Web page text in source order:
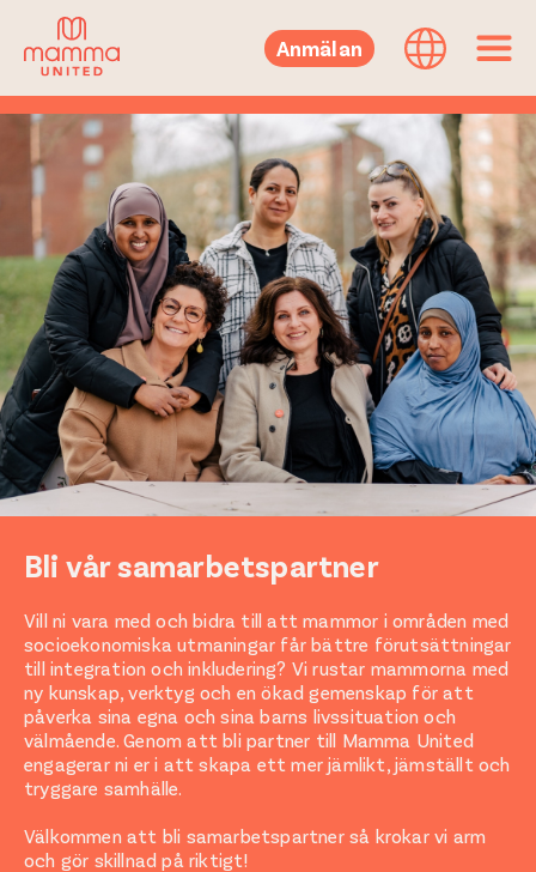
Anmälan
Bli vår samarbetspartner
Vill ni vara med och bidra till att mammor i områden med
socioekonomiska utmaningar får bättre förutsättningar
till integration och inkludering? Vi rustar mammorna med
ny kunskap, verktyg och en ökad gemenskap för att
påverka sina egna och sina barns livssituation och
välmående. Genom att bli partner till Mamma United
engagerar ni er i att skapa ett mer jämlikt, jämställt och
tryggare samhälle.
Välkommen att bli samarbetspartner så krokar vi arm
och gör skillnad på riktigt!